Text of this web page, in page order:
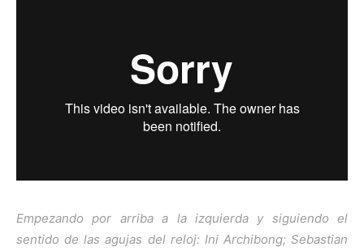
Empezando por arriba a la izquierda y siguiendo el
sentido de las agujas del reloj: Ini Archibong; Sebastian